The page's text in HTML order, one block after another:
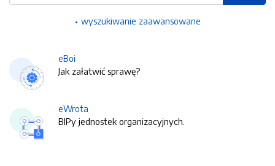
wyszukiwanie zaawansowane
eBoi
Jak załatwić sprawę?
eWrota
BIPy jednostek organizacyjnych.